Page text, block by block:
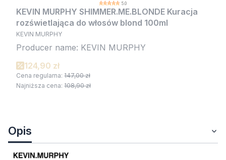
5.0
KEVIN MURPHY SHIMMER.ME.BLONDE Kuracja
rozświetlająca do włosów blond 100ml
KEVIN MURPHY
Producer name: KEVIN MURPHY
124,90 zł
Cena regularna: 147,00 zł
Najniższa cena: 108,90 zł
Opis